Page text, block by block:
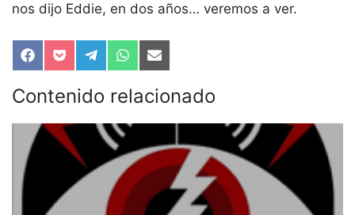
nos dijo Eddie, en dos años… veremos a ver.
Compartir
en
Facebook
Compartir
en
Pocket
Compartir
en
Telegram
Compartir
en
WhatsApp
Compartir
en
Email
Contenido relacionado